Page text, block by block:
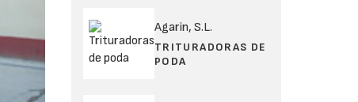
Agarin, S.L.
TRITURADORAS DE
PODA